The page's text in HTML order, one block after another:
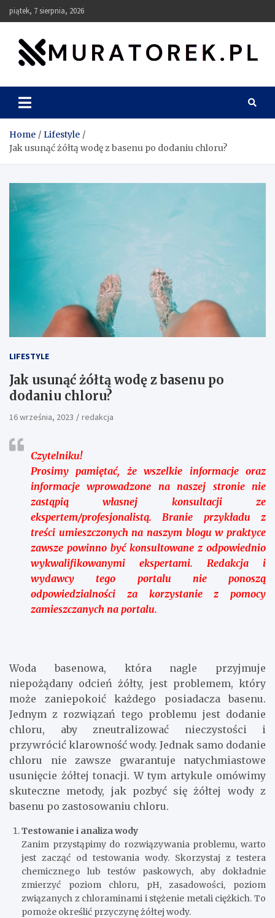
Skip
to
piątek, 7 sierpnia, 2026
muratorek.pl
Home
Lifestyle
Jak usunąć żółtą wodę z basenu po dodaniu chloru?
LIFESTYLE
Jak usunąć żółtą wodę z basenu po
dodaniu chloru?
16 września, 2023 redakcja
Czytelniku!
Prosimy pamiętać, że wszelkie informacje oraz
informacje wprowadzone na naszej stronie nie
zastąpią własnej konsultacji ze
ekspertem/profesjonalistą. Branie przykładu z
treści umieszczonych na naszym blogu w praktyce
zawsze powinno być konsultowane z odpowiednio
wykwalifikowanymi ekspertami. Redakcja i
wydawcy tego portalu nie ponoszą
odpowiedzialności za korzystanie z pomocy
zamieszczanych na portalu.
Woda basenowa, która nagle przyjmuje
niepożądany odcień żółty, jest problemem, który
może zaniepokoić każdego posiadacza basenu.
Jednym z rozwiązań tego problemu jest dodanie
chloru, aby zneutralizować nieczystości i
przywrócić klarowność wody. Jednak samo dodanie
chloru nie zawsze gwarantuje natychmiastowe
usunięcie żółtej tonacji. W tym artykule omówimy
skuteczne metody, jak pozbyć się żółtej wody z
basenu po zastosowaniu chloru.
Testowanie i analiza wody
Zanim przystąpimy do rozwiązywania problemu, warto
jest zacząć od testowania wody. Skorzystaj z testera
chemicznego lub testów paskowych, aby dokładnie
zmierzyć poziom chloru, pH, zasadowości, poziom
związanych z chloraminami i stężenie metali ciężkich. To
pomoże określić przyczynę żółtej wody.